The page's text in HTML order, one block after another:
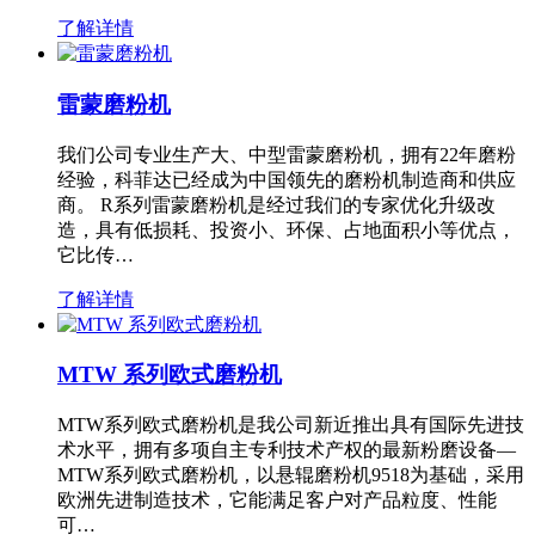
了解详情
雷蒙磨粉机
我们公司专业生产大、中型雷蒙磨粉机，拥有22年磨粉
经验，科菲达已经成为中国领先的磨粉机制造商和供应
商。 R系列雷蒙磨粉机是经过我们的专家优化升级改
造，具有低损耗、投资小、环保、占地面积小等优点，
它比传…
了解详情
MTW 系列欧式磨粉机
MTW系列欧式磨粉机是我公司新近推出具有国际先进技
术水平，拥有多项自主专利技术产权的最新粉磨设备—
MTW系列欧式磨粉机，以悬辊磨粉机9518为基础，采用
欧洲先进制造技术，它能满足客户对产品粒度、性能
可…